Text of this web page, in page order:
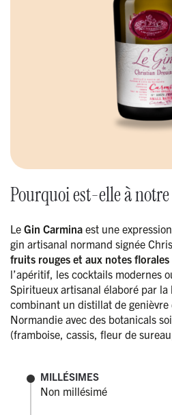
Pourquoi est-elle à notre
Le Gin Carmina est une
gin artisanal normand signée
fruits rouges et aux notes florales
l’apéritif, les cocktails modernes
Spiritueux artisanal élaboré par la
combinant un distillat de genièvre
Normandie avec des botanicals
(framboise, cassis, fleur de
MILLÉSIMES
Non millésimé